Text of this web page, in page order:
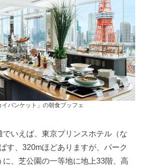
イバンケット」の朝食ブッフェ
いえば、東京プリンスホテル（な
す、320mほどありますが、パーク
に、芝公園の一等地に地上33階、高